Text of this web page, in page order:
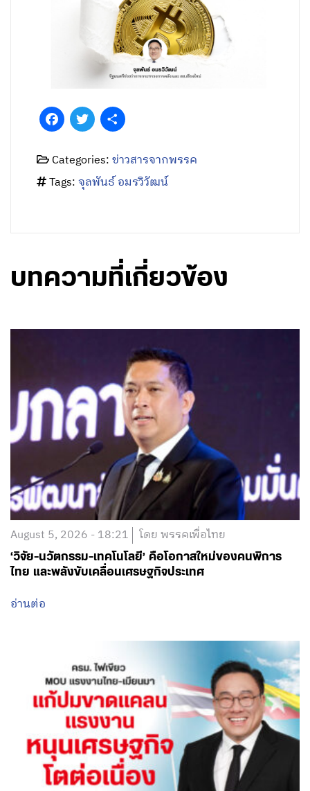
FacebookTwitter
Categories:ข่าวสารจากพรรค
Tags:จุลพันธ์ อมรวิวัฒน์
บทความที่เกี่ยวข้อง
August 5, 2026 - 18:21 โดย พรรคเพื่อไทย
‘วิจัย-นวัตกรรม-เทคโนโลยี’ คือโอกาสใหม่ของคนพิการ
ไทย และพลังขับเคลื่อนเศรษฐกิจประเทศ
อ่านต่อ